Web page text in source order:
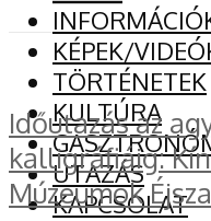
KÉPEK/
TÖRTÉNETEK
KULTÚRA
UTAZÁS
KAPCSOLAT
Időutazás az
kalligráfiáig:
Múzeumok